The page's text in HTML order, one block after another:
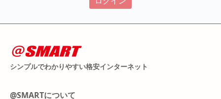
シンプルでわかりやすい格安インターネット
@SMARTについて